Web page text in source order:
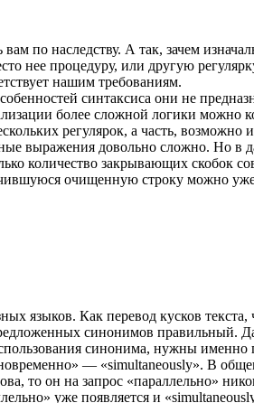
по наследству. А так, зачем
нее процедуру, или другую
нашим требованиям.
синтаксиса они не
более сложной логики можно
регулярок, а часть,
выражения довольно сложно. Но в
количество закрывающих скобок
очищенную строку можно
языков. Как перевод кусков текста,
синонимов правильный.
синонима, нужны
— «simultaneously». В
то он на запрос «параллельно»
уже появляется и